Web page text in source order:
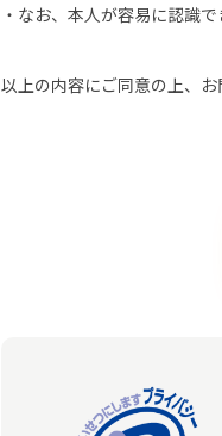
なお、本人が容易に認識
以上の内容にご同意の上、お